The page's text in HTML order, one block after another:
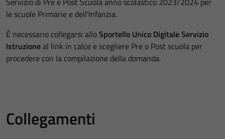
le scuole Primarie e dell'Infanzia.
È necessario collegarsi alloSportello Unico Digitale Servizio
Istruzioneal link in calce e scegliere Pre o Post scuola per
procedere con la compilazione della domanda.
Collegamenti